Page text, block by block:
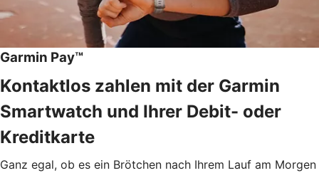
Garmin Pay™
Kontaktlos zahlen mit der Garmin
Smartwatch und Ihrer Debit- oder
Kreditkarte
Ganz egal, ob es ein Brötchen nach Ihrem Lauf am Morgen